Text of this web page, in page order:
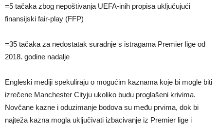
=5 tačaka zbog nepoštivanja UEFA-inih propisa uključujući
finansijski fair-play (FFP)
=35 tačaka za nedostatak suradnje s istragama Premier lige od
2018. godine nadalje
Engleski mediji spekuliraju o mogućim kaznama koje bi mogle biti
izrečene Manchester Cityju ukoliko budu proglašeni krivima.
Novčane kazne i oduzimanje bodova su među prvima, dok bi
najteža kazna mogla uključivati izbacivanje iz Premier lige i